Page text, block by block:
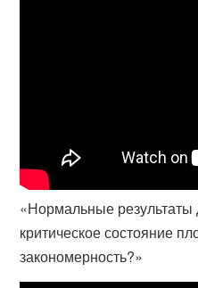
«Нормальные результаты
критическое состояние
закономерность?»